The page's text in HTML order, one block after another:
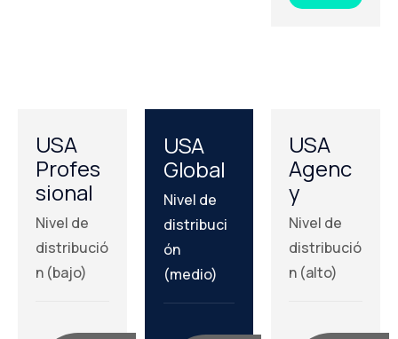
USA
Profes
sional
Nivel de
distribució
n (bajo)
USA
Global
Nivel de
distribuci
ón
(medio)
USA
Agenc
y
Nivel de
distribució
n (alto)